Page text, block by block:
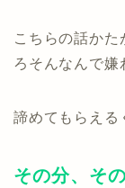
こちらの話かた
ろそんなんで嫌
諦めてもらえる
その分、そ